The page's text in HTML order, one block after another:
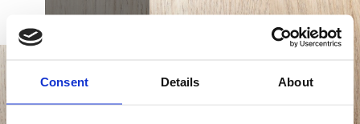
Consent Details About
BUCHEN DK EN DE
STARTSEITE